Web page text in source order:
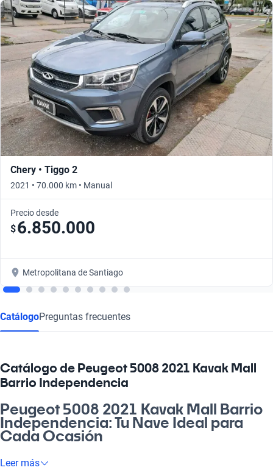
Chery • Tiggo 2
2021 • 70.000 km • Manual
Precio desde
$6.850.000
Metropolitana de Santiago
CatálogoPreguntas frecuentes
Catálogo de Peugeot 5008 2021 Kavak Mall
Barrio Independencia
Peugeot 5008 2021 Kavak Mall Barrio
Independencia: Tu Nave Ideal para
Cada Ocasión
¿Cachai que tener un Peugeot 5008 2021 Kavak Mall Barrio
Leer más